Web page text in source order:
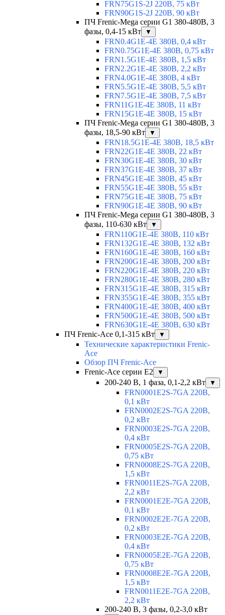
FRN75G1S-2J 220В, 75 кВт
FRN90G1S-2J 220В, 90 кВт
ПЧ Frenic-Mega серии G1 380-480В, 3
фазы, 0,4-15 кВт
▼
FRN0.4G1E-4E 380В, 0,4 кВт
FRN0.75G1E-4E 380В, 0,75 кВт
FRN1.5G1E-4E 380В, 1,5 кВт
FRN2.2G1E-4E 380В, 2,2 кВт
FRN4.0G1E-4E 380В, 4 кВт
FRN5.5G1E-4E 380В, 5,5 кВт
FRN7.5G1E-4E 380В, 7,5 кВт
FRN11G1E-4E 380В, 11 кВт
FRN15G1E-4E 380В, 15 кВт
ПЧ Frenic-Mega серии G1 380-480В, 3
фазы, 18,5-90 кВт
▼
FRN18.5G1E-4E 380В, 18,5 кВт
FRN22G1E-4E 380В, 22 кВт
FRN30G1E-4E 380В, 30 кВт
FRN37G1E-4E 380В, 37 кВт
FRN45G1E-4E 380В, 45 кВт
FRN55G1E-4E 380В, 55 кВт
FRN75G1E-4E 380В, 75 кВт
FRN90G1E-4E 380В, 90 кВт
ПЧ Frenic-Mega серии G1 380-480В, 3
фазы, 110-630 кВт
▼
FRN110G1E-4E 380В, 110 кВт
FRN132G1E-4E 380В, 132 кВт
FRN160G1E-4E 380В, 160 кВт
FRN200G1E-4E 380В, 200 кВт
FRN220G1E-4E 380В, 220 кВт
FRN280G1E-4E 380В, 280 кВт
FRN315G1E-4E 380В, 315 кВт
FRN355G1E-4E 380В, 355 кВт
FRN400G1E-4E 380В, 400 кВт
FRN500G1E-4E 380В, 500 кВт
FRN630G1E-4E 380В, 630 кВт
ПЧ Frenic-Ace 0,1-315 кВт
▼
Технические характеристики Frenic-
Ace
Обзор ПЧ Frenic-Ace
Frenic-Ace серии E2
▼
200-240 В, 1 фаза, 0,1-2,2 кВт ▼
FRN0001E2S-7GA 220В,
0,1 кВт
FRN0002E2S-7GA 220В,
0,2 кВт
FRN0003E2S-7GA 220В,
0,4 кВт
FRN0005E2S-7GA 220В,
0,75 кВт
FRN0008E2S-7GA 220В,
1,5 кВт
FRN0011E2S-7GA 220В,
2,2 кВт
FRN0001E2E-7GA 220В,
0,1 кВт
FRN0002E2E-7GA 220В,
0,2 кВт
FRN0003E2E-7GA 220В,
0,4 кВт
FRN0005E2E-7GA 220В,
0,75 кВт
FRN0008E2E-7GA 220В,
1,5 кВт
FRN0011E2E-7GA 220В,
2,2 кВт
200-240 В, 3 фазы, 0,2-3,0 кВт